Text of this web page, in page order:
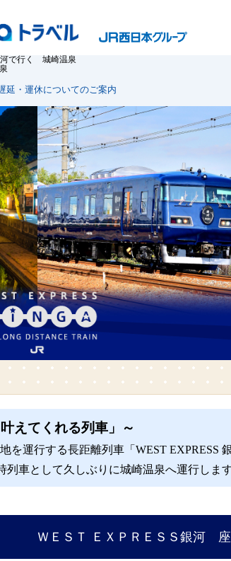
河で行く 城崎温泉
延・運休についてのご案内
えてくれる列車」～
を運行する長距離列車「WEST EXPRESS 銀
列車として久しぶりに城崎温泉へ運行します
ＷＥＳＴ ＥＸＰＲＥＳＳ銀河